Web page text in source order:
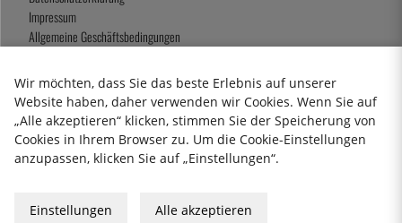
Impressum
Allgemeine Geschäftsbedingungen
2026 KitchenLab AB
Wir möchten, dass Sie das beste Erlebnis auf unserer
Website haben, daher verwenden wir Cookies. Wenn Sie auf
„Alle akzeptieren“ klicken, stimmen Sie der Speicherung von
Cookies in Ihrem Browser zu. Um die Cookie-Einstellungen
anzupassen, klicken Sie auf „Einstellungen“.
Einstellungen Alle akzeptieren